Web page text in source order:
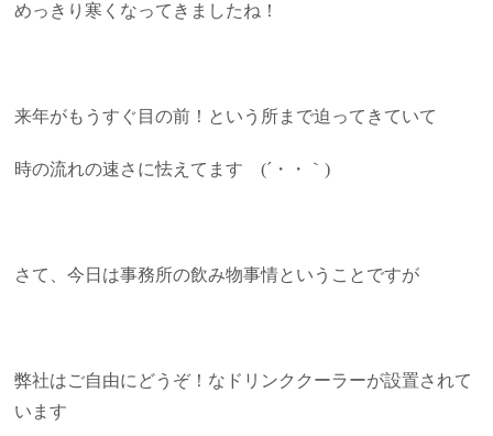
めっきり寒くなってきましたね！
来年がもうすぐ目の前！という所まで迫ってきていて
時の流れの速さに怯えてます (´・・｀)
さて、今日は事務所の飲み物事情ということですが
弊社はご自由にどうぞ！なドリンククーラーが設置されて
います